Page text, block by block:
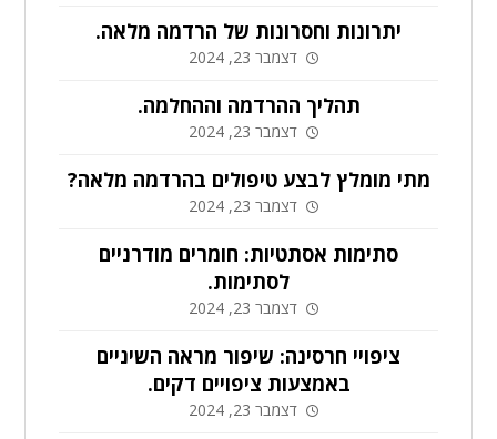
יתרונות וחסרונות של הרדמה מלאה.
דצמבר 23, 2024
תהליך ההרדמה וההחלמה.
דצמבר 23, 2024
מתי מומלץ לבצע טיפולים בהרדמה מלאה?
דצמבר 23, 2024
סתימות אסתטיות: חומרים מודרניים
לסתימות.
דצמבר 23, 2024
ציפויי חרסינה: שיפור מראה השיניים
באמצעות ציפויים דקים.
דצמבר 23, 2024